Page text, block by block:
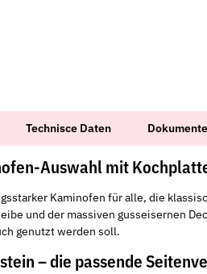
Technisce Daten
Auswahl mit
Kaminofen für alle, die
und der massiven gusseisernen
genutzt werden soll.
– die passende